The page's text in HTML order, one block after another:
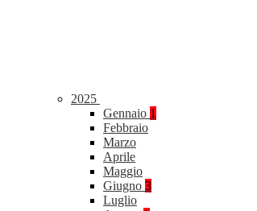
2025
Gennaio 1
Febbraio
Marzo
Aprile
Maggio
Giugno 3
Luglio